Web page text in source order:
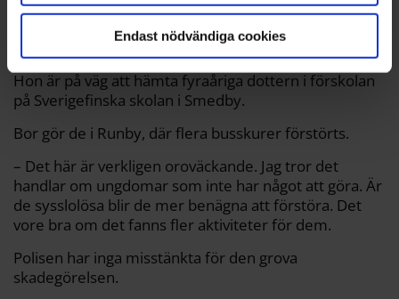
Endast nödvändiga cookies
Anna Björne blir bedrövad av vandaliseringarna.
Anna Björne kommer med långa steg på gångbanan.
Hon är på väg att hämta fyraåriga dottern i förskolan
på Sverigefinska skolan i Smedby.
Bor gör de i Runby, där flera busskurer förstörts.
– Det här är verkligen oroväckande. Jag tror det
handlar om ungdomar som inte har något att göra. Är
de sysslolösa blir de mer benägna att förstöra. Det
vore bra om det fanns fler aktiviteter för dem.
Polisen har inga misstänkta för den grova
skadegörelsen.